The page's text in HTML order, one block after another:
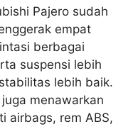
Pajero sudah
empat
berbagai
suspensi lebih
lebih baik.
menawarkan
airbags, rem ABS,